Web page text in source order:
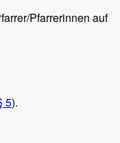
Pfarrerinnen auf
5).